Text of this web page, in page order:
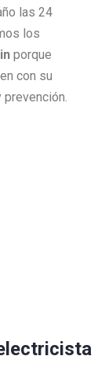
las 24
los
porque
con su